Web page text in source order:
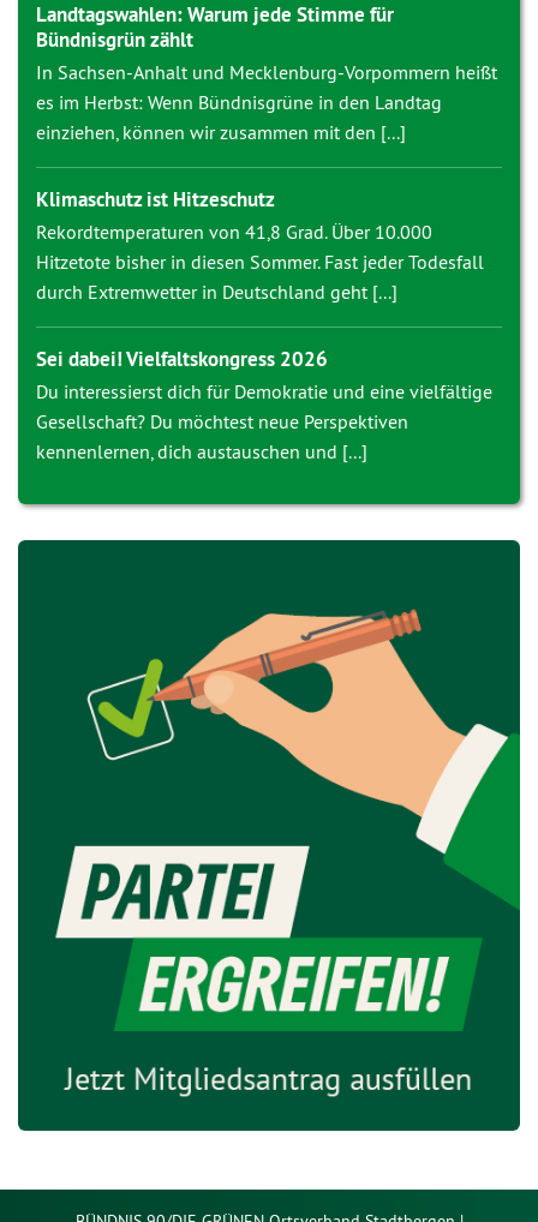
Landtagswahlen: Warum jede Stimme für
Bündnisgrün zählt
In Sachsen-Anhalt und Mecklenburg-Vorpommern heißt
es im Herbst: Wenn Bündnisgrüne in den Landtag
einziehen, können wir zusammen mit den [...]
Klimaschutz ist Hitzeschutz
Rekordtemperaturen von 41,8 Grad. Über 10.000
Hitzetote bisher in diesen Sommer. Fast jeder Todesfall
durch Extremwetter in Deutschland geht [...]
Sei dabei! Vielfaltskongress 2026
Du interessierst dich für Demokratie und eine vielfältige
Gesellschaft? Du möchtest neue Perspektiven
kennenlernen, dich austauschen und [...]